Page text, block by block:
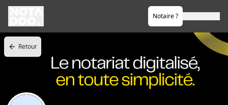
Notaire ?
Retour